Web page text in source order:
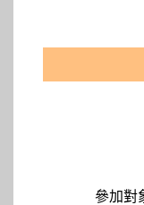
參加對